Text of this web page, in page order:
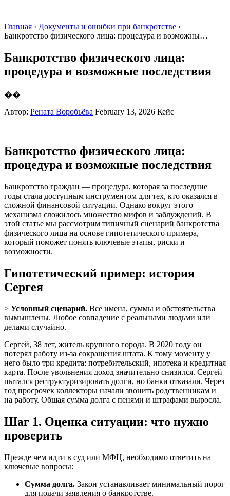
Главная › Документы и ошибки при банкротстве ›
Банкротство физического лица: процедура и возможны…
Банкротство физического лица:
процедура и возможные последствия
��
Автор: Рената Воробьёва February 13, 2026 Кейс
Банкротство физического лица:
процедура и возможные последствия
Банкротство граждан — процедура, которая за последние
годы стала доступным инструментом для тех, кто оказался в
сложной финансовой ситуации. Однако вокруг этого
механизма сложилось множество мифов и заблуждений. В
этой статье мы рассмотрим типичный сценарий банкротства
физического лица на основе гипотетического примера,
который поможет понять ключевые этапы, риски и
возможности.
Гипотетический пример: история
Сергея
> Условный сценарий. Все имена, суммы и обстоятельства
вымышлены. Любое совпадение с реальными людьми или
делами случайно.
Сергей, 38 лет, житель крупного города. В 2020 году он
потерял работу из-за сокращения штата. К тому моменту у
него было три кредита: потребительский, ипотека и кредитная
карта. После увольнения доход значительно снизился. Сергей
пытался реструктуризировать долги, но банки отказали. Через
год просрочек коллекторы начали звонить родственникам и
на работу. Общая сумма долга с пенями и штрафами выросла.
Шаг 1. Оценка ситуации: что нужно
проверить
Прежде чем идти в суд или МФЦ, необходимо ответить на
ключевые вопросы:
Сумма долга. Закон устанавливает минимальный порог
для подачи заявления о банкротстве.